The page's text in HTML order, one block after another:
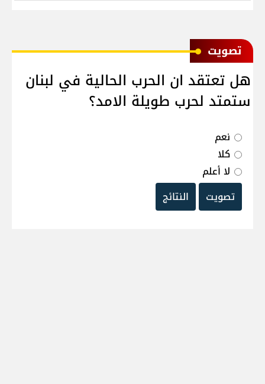
ﺗﺼﻮﻳﺖ
هل تعتقد ان الحرب الحالية في لبنان
ستمتد لحرب طويلة الامد؟
نعم
كلا
لا أعلم
تصويت
النتائج